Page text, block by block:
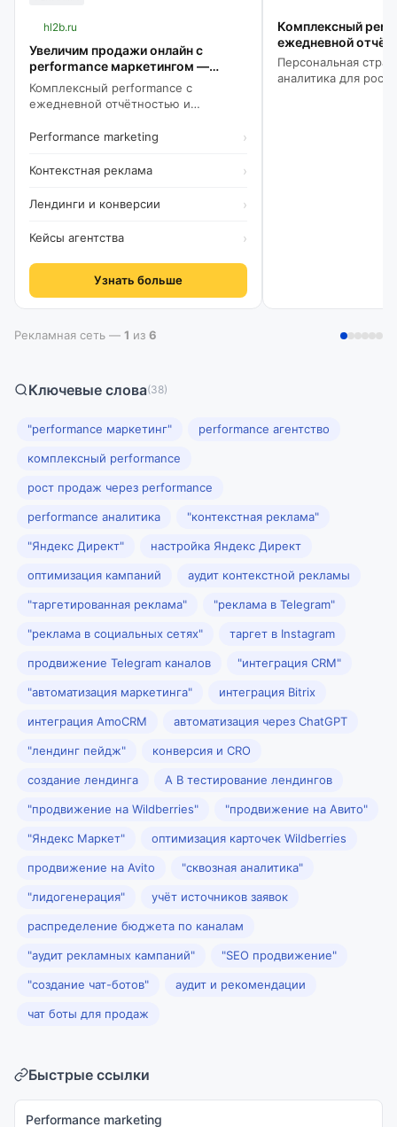
hl2b.ru
Увеличим продажи онлайн с
performance маркетингом —
Комплексный перформанс
Комплексный performance с
ежедневной отчётностью и
Performance marketing
›
Контекстная реклама ›
Лендинги и конверсии ›
Кейсы агентства ›
Узнать больше
Комплексный
ежедневной
Персональная
Персональная
аналитика для
Рекламная сеть — 1 из 6
Ключевые слова(38)
"performance маркетинг" performance агентство
комплексный performance
рост продаж через performance
performance аналитика "контекстная реклама"
"Яндекс Директ" настройка Яндекс Директ
оптимизация кампаний аудит контекстной рекламы
"таргетированная реклама" "реклама в Telegram"
"реклама в социальных сетях" таргет в Instagram
продвижение Telegram каналов "интеграция CRM"
"автоматизация маркетинга" интеграция Bitrix
интеграция AmoCRM автоматизация через ChatGPT
"лендинг пейдж" конверсия и CRO
создание лендинга A B тестирование лендингов
"продвижение на Wildberries" "продвижение на Авито"
"Яндекс Маркет" оптимизация карточек Wildberries
продвижение на Avito "сквозная аналитика"
"лидогенерация" учёт источников заявок
распределение бюджета по каналам
"аудит рекламных кампаний" "SEO продвижение"
"создание чат-ботов" аудит и рекомендации
чат боты для продаж
Быстрые ссылки
Performance marketing